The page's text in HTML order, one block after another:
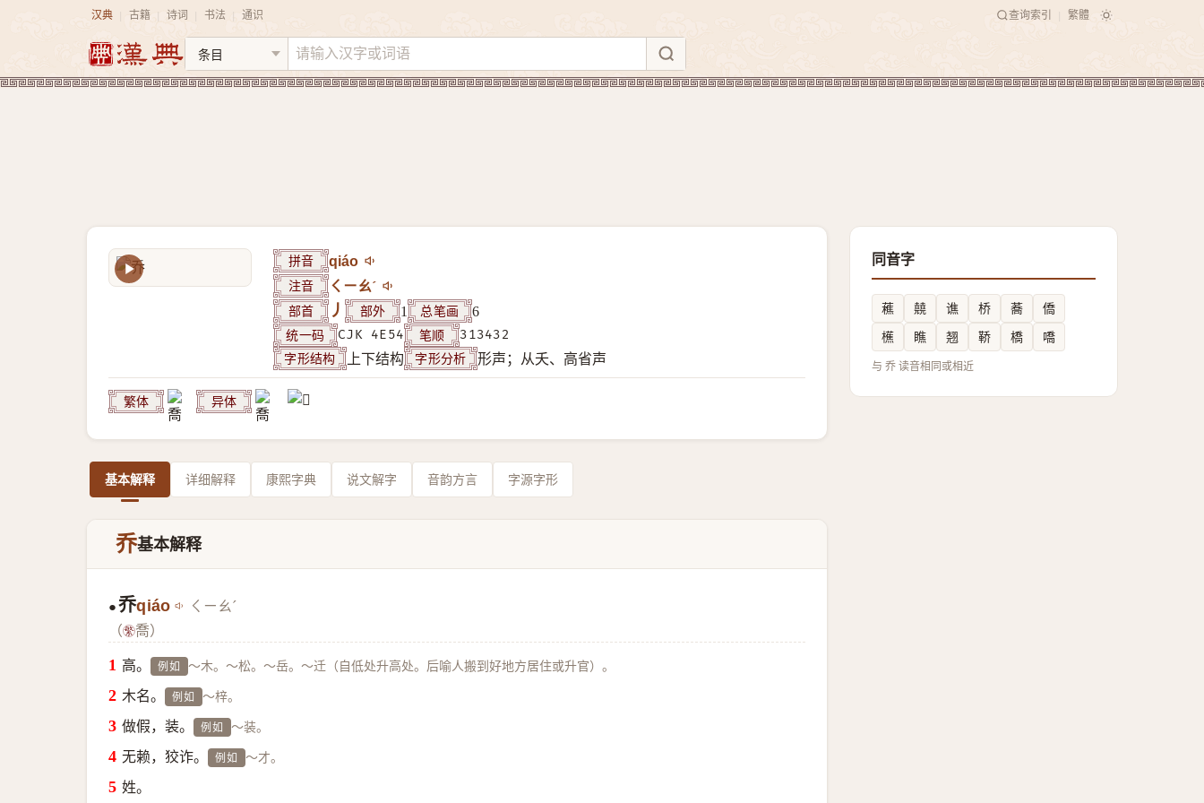
汉典 古籍 诗词 书法 通识 查询索引 繁體
拼音 qiáo
注音 ㄑㄧㄠˊ
部首 丿 部外 1 总笔画 6
统一码 CJK 4E54 笔顺 313432
字形结构 上下结构 字形分析 形声；从夭、高省声
繁体 异体
基本解释 详细解释 康熙字典 说文解字 音韵方言 字源字形
乔基本解释
● 乔qiáo ㄑㄧㄠˊ
（
喬）
高。 例如 ～木。～松。～岳。～迁（自低处升高处。后喻人搬到好地方居住或升官）。
木名。 例如 ～梓。
做假，装。 例如 ～装。
无赖，狡诈。 例如 ～才。
姓。
同音字
藮 㚁 谯 桥 蕎
僑
櫵
瞧 翘 鞒 橋 嘺
与 乔 读音相同或相近